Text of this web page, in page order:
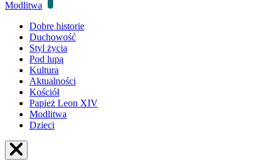
Modlitwa
Dobre historie
Duchowość
Styl życia
Pod lupą
Kultura
Aktualności
Kościół
Papież Leon XIV
Modlitwa
Dzieci